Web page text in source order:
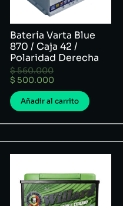
Batería Varta Blue
870 / Caja 42 /
Polaridad Derecha
$560.000
$ 500.000
Añadir al carrito